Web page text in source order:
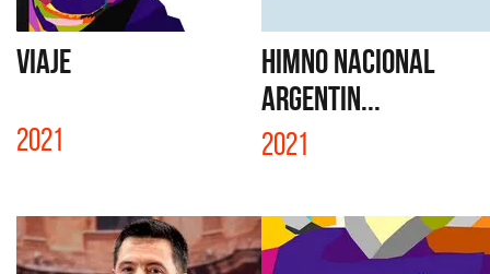
VIAJE
2021
HIMNO NACIONAL
ARGENTIN...
2021